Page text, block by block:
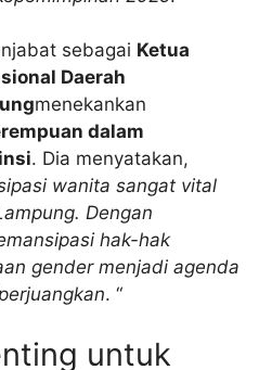
sebagai Ketua
Daerah
menekankan
dalam
. Dia menyatakan,
wanita sangat vital
Dengan
hak-hak
gender menjadi agenda
. “
untuk